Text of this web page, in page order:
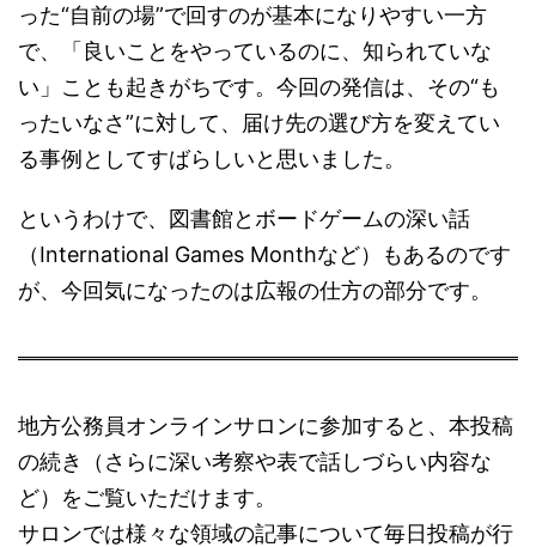
った“自前の場”で回すのが基本になりやすい一方
で、「良いことをやっているのに、知られていな
い」ことも起きがちです。今回の発信は、その“も
ったいなさ”に対して、届け先の選び方を変えてい
る事例としてすばらしいと思いました。
というわけで、図書館とボードゲームの深い話
（International Games Monthなど）もあるのです
が、今回気になったのは広報の仕方の部分です。
地方公務員オンラインサロンに参加すると、本投稿
の続き（さらに深い考察や表で話しづらい内容な
ど）をご覧いただけます。
サロンでは様々な領域の記事について毎日投稿が行